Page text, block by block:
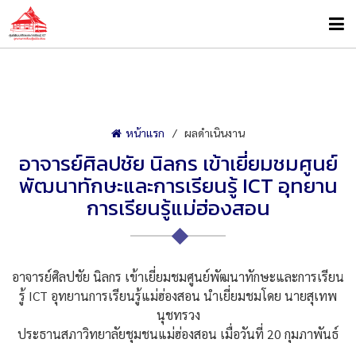
หน้าแรก ผลดำเนินงาน
อาจารย์ศิลปชัย นิลกร เข้าเยี่ยมชมศูนย์
พัฒนาทักษะและการเรียนรู้ ICT อุทยาน
การเรียนรู้แม่ฮ่องสอน
อาจารย์ศิลปชัย นิลกร เข้าเยี่ยมชมศูนย์พัฒนาทักษะและการเรียน
รู้ ICT อุทยานการเรียนรู้แม่ฮ่องสอน นำเยี่ยมชมโดย นายสุเทพ
นุชทรวง
ประธานสภาวิทยาลัยชุมชนแม่ฮ่องสอน เมื่อวันที่ 20 กุมภาพันธ์